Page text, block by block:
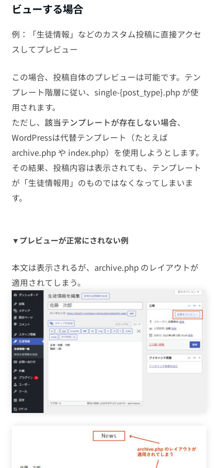
ビューする場合
例：「生徒情報」などのカスタム投稿に直接アクセ
スしてプレビュー
この場合、投稿自体のプレビューは可能です。テン
プレート階層に従い、single-{post_type}.php が使
用されます。
ただし、 該当テンプレートが存在しない場合、
WordPressは代替テンプレート（たとえば
archive.php や index.php）を使用しようとします。
その結果、投稿内容は表示されても、テンプレート
が「生徒情報用」のものではなくなってしまいま
す。
▼プレビューが正常にされない例
本文は表示されるが、archive.php のレイアウトが
適用されてしまう。